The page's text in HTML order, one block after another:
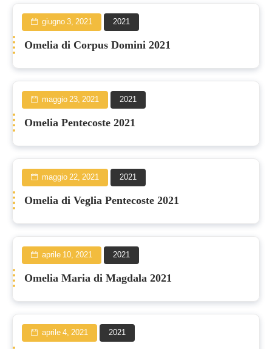
giugno 3, 2021 2021
Omelia di Corpus Domini 2021
maggio 23, 2021 2021
Omelia Pentecoste 2021
maggio 22, 2021 2021
Omelia di Veglia Pentecoste 2021
aprile 10, 2021 2021
Omelia Maria di Magdala 2021
aprile 4, 2021 2021